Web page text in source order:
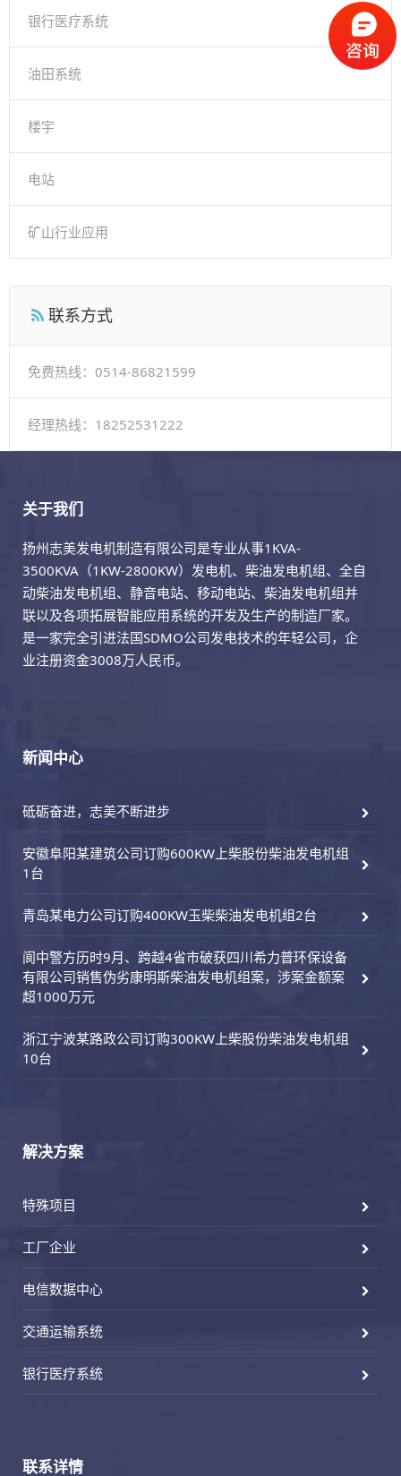
银行医疗系统
油田系统
楼宇
电站
矿山行业应用
联系方式
免费热线：0514-86821599
经理热线：18252531222
关于我们
扬州志美发电机制造有限公司是专业从事1KVA-
3500KVA（1KW-2800KW）发电机、柴油发电机组、全自
动柴油发电机组、静音电站、移动电站、柴油发电机组并
联以及各项拓展智能应用系统的开发及生产的制造厂家。
是一家完全引进法国SDMO公司发电技术的年轻公司，企
业注册资金3008万人民币。
新闻中心
砥砺奋进，志美不断进步
安徽阜阳某建筑公司订购600KW上柴股份柴油发电机组
1台
青岛某电力公司订购400KW玉柴柴油发电机组2台
阆中警方历时9月、跨越4省市破获四川希力普环保设备
有限公司销售伪劣康明斯柴油发电机组案，涉案金额案
超1000万元
浙江宁波某路政公司订购300KW上柴股份柴油发电机组
10台
解决方案
特殊项目
工厂企业
电信数据中心
交通运输系统
银行医疗系统
联系详情